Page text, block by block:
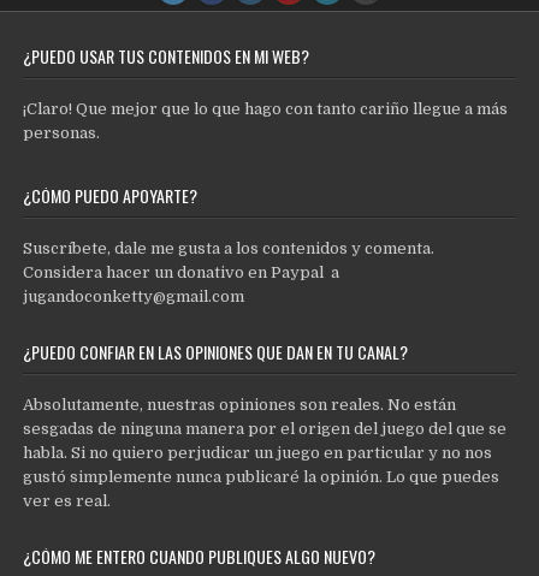
¿PUEDO USAR TUS CONTENIDOS EN MI WEB?
¡Claro! Que mejor que lo que hago con tanto cariño llegue a más
personas.
¿CÓMO PUEDO APOYARTE?
Suscríbete, dale me gusta a los contenidos y comenta.
Considera hacer un donativo en Paypal a
jugandoconketty@gmail.com
¿PUEDO CONFIAR EN LAS OPINIONES QUE DAN EN TU CANAL?
Absolutamente, nuestras opiniones son reales. No están
sesgadas de ninguna manera por el origen del juego del que se
habla. Si no quiero perjudicar un juego en particular y no nos
gustó simplemente nunca publicaré la opinión. Lo que puedes
ver es real.
¿CÓMO ME ENTERO CUANDO PUBLIQUES ALGO NUEVO?